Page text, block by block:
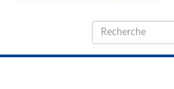
de